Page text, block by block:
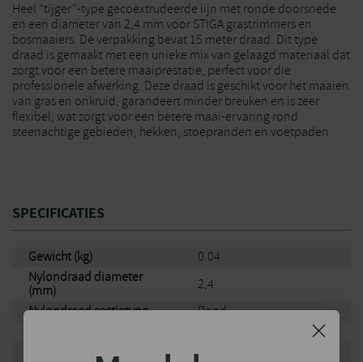
Heel “tijger”-type gecoëxtrudeerde lijn met ronde doorsnede
en een diameter van 2,4 mm voor STIGA grastrimmers en
bosmaaiers. De verpakking bevat 15 meter draad. Dit type
draad is gemaakt met een unieke mix van gelaagd materiaal dat
zorgt voor een betere maaiprestatie, perfect voor die
professionele afwerking. Deze draad is geschikt voor het maaien
van gras en onkruid, garandeert minder breuken en is zeer
flexibel, wat zorgt voor een betere maai-ervaring rond
steenachtige gebieden, hekken, stoepranden en voetpaden.
SPECIFICATIES
Gewicht (kg)
0.04
Nylondraad diameter
(mm)
2,4
Nylondraad sectietype
Rond
Stiga